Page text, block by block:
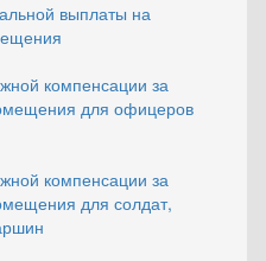
выплаты на
компенсации за
для офицеров
компенсации за
для солдат,